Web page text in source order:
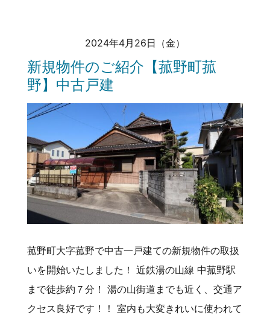
2024年4月26日（金）
新規物件のご紹介【菰野町菰
野】中古戸建
菰野町大字菰野で中古一戸建ての新規物件の取扱
いを開始いたしました！ 近鉄湯の山線 中菰野駅
まで徒歩約７分！ 湯の山街道までも近く、交通ア
クセス良好です！！ 室内も大変きれいに使われて